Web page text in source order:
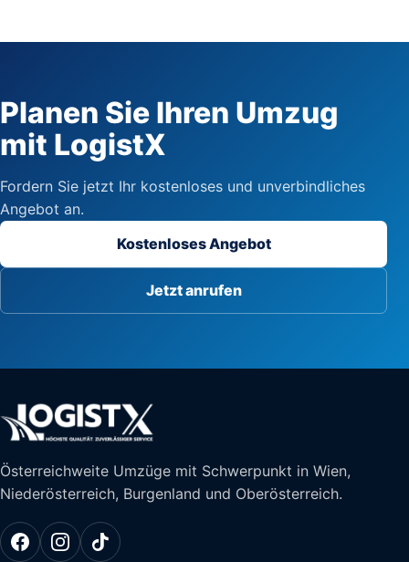
Planen Sie Ihren Umzug
mit LogistX
Fordern Sie jetzt Ihr kostenloses und unverbindliches
Angebot an.
Kostenloses Angebot
Jetzt anrufen
Österreichweite Umzüge mit Schwerpunkt in Wien,
Niederösterreich, Burgenland und Oberösterreich.